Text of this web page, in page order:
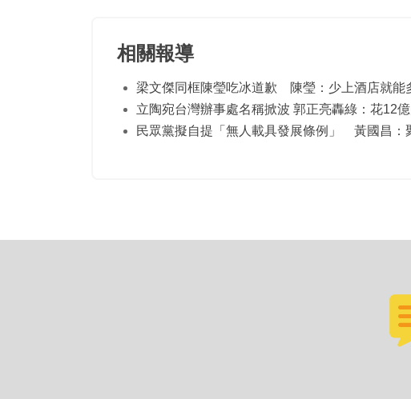
相關報導
梁文傑同框陳瑩吃冰道歉 陳瑩：少上酒店就能
立陶宛台灣辦事處名稱掀波 郭正亮轟綠：花12
民眾黨擬自提「無人載具發展條例」 黃國昌：